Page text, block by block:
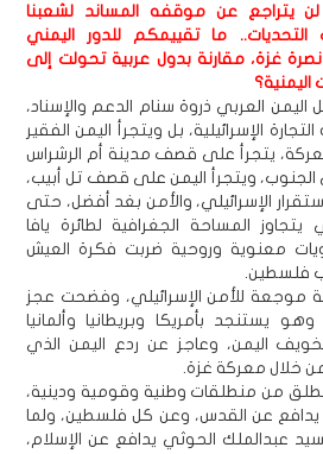
لن يتراجع عن موقفه المساند لشعبنا
ما تقييمكم للدور اليمني
غزة، مقارنة بدول عربية تحولت إلى
اليمن العربي ذروة سنام الدعم والإسناد،
الإسرائيلية، بل ويتجرأ اليمن الفقير
يتجرأ على قصف مدينة أم الرشراس
ويتجرأ اليمن على قصف تل أبيب،
الإسرائيلي، والأمن بغد أفضل، حتى
المساحة الجغرافية لطائرة يافا
معنوية وروحية ضربت فكرة العيش
فلسطين.
موجعة للأمن الإسرائيلي، وفضحت عجز
يستنجد بأمريكا وبريطانيا وألمانيا
اليمن، وعاجز عن ردع اليمن الذي
خلال معركة غزة.
من منطلقات وطنية وقومية ودينية،
عن القدس، وعن كل فلسطين، ولما
عبدالملك الحوثي يدافع عن الإسلام،